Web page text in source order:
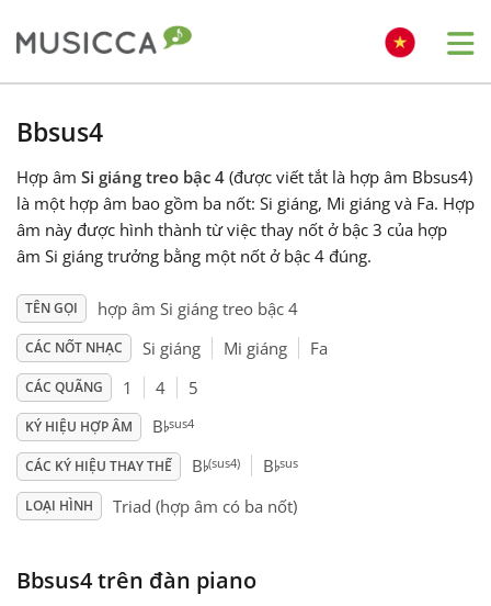
Български
Dansk
Deutsch
English
Español
Bbsus4
Hợp âm Si giáng treo bậc 4 (được viết tắt là hợp âm Bbsus4)
là một hợp âm bao gồm ba nốt: Si giáng, Mi giáng và Fa. Hợp
âm này được hình thành từ việc thay nốt ở bậc 3 của hợp
âm Si giáng trưởng bằng một nốt ở bậc 4 đúng.
TÊN GỌI hợp âm Si giáng treo bậc 4
CÁC NỐT NHẠC Si giáng Mi giáng Fa
CÁC QUÃNG 1 4 5
KÝ HIỆU HỢP ÂM B♭sus4
CÁC KÝ HIỆU THAY THẾ B♭(sus4) B♭sus
LOẠI HÌNH Triad (hợp âm có ba nốt)
Bbsus4 trên đàn piano